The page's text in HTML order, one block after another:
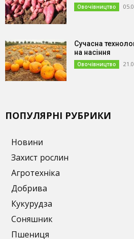
Овочівництво
Сучасна
на насіння
Овочівництво
ПОПУЛЯРНІ РУБРИКИ
Новини
Захист рослин
Агротехніка
Добрива
Кукурудза
Соняшник
Пшениця